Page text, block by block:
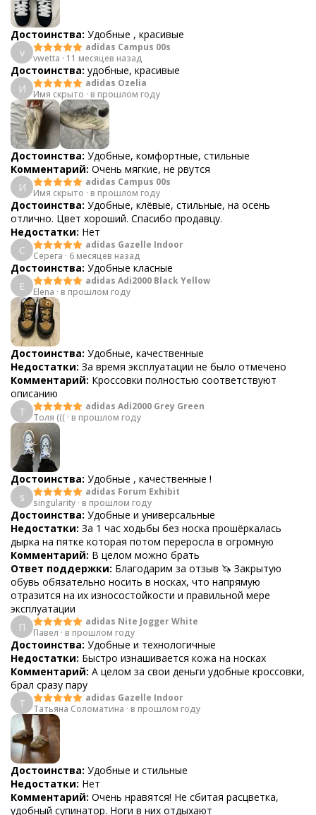
Достоинства: Удобные , красивые
v
adidas Campus 00s
vwetta · 11 месяцев назад
Достоинства: удобные, красивые
И
adidas Ozelia
Имя скрыто · в прошлом году
Достоинства: Удобные, комфортные, стильные
Комментарий: Очень мягкие, не рвутся
И
adidas Campus 00s
Имя скрыто · в прошлом году
Достоинства: Удобные, клёвые, стильные, на осень
отлично. Цвет хороший. Спасибо продавцу.
Недостатки: Нет
С
adidas Gazelle Indoor
Серега · 6 месяцев назад
Достоинства: Удобные класные
E
adidas Adi2000 Black Yellow
Elena · в прошлом году
Достоинства: Удобные, качественные
Недостатки: За время эксплуатации не было отмечено
Комментарий: Кроссовки полностью соответствуют
описанию
Т
adidas Adi2000 Grey Green
Толя ((( · в прошлом году
Достоинства: Удобные , качественные !
s
adidas Forum Exhibit
singularity · в прошлом году
Достоинства: Удобные и универсальные
Недостатки: За 1 час ходьбы без носка прошёркалась
дырка на пятке которая потом переросла в огромную
Комментарий: В целом можно брать
Ответ поддержки: Благодарим за отзыв 🦄 Закрытую
обувь обязательно носить в носках, что напрямую
отразится на их износостойкости и правильной мере
эксплуатации
П
adidas Nite Jogger White
Павел · в прошлом году
Достоинства: Удобные и технологичные
Недостатки: Быстро изнашивается кожа на носках
Комментарий: А целом за свои деньги удобные кроссовки,
брал сразу пару
Т
adidas Gazelle Indoor
Татьяна Соломатина · в прошлом году
Достоинства: Удобные и стильные
Недостатки: Нет
Комментарий: Очень нравятся! Не сбитая расцветка,
удобный супинатор. Ноги в них отдыхают